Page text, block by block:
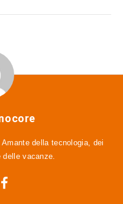
della tecnologia, dei
vacanze.